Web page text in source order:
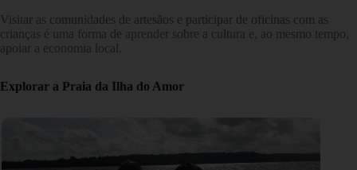
Visitar as comunidades de artesãos e participar de oficinas com as
crianças é uma forma de aprender sobre a cultura e, ao mesmo tempo,
apoiar a economia local.
Explorar a Praia da Ilha do Amor